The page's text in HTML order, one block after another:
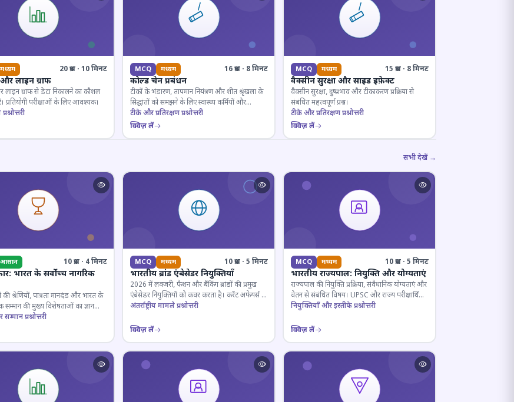
मध्यम 20 प्रश्न · 10 मिनट
लाइन ग्राफ
लाइन ग्राफ से डेटा निकालने का कौशल
प्रतियोगी परीक्षाओं के लिए आवश्यक।
MCQ मध्यम 16 प्रश्न · 8 मिनट
कोल्ड चेन प्रबंधन
टीकों के भंडारण, तापमान नियंत्रण और शीत श्रृंखला के
सिद्धांतों को समझने के लिए स्वास्थ्य कर्मियों और
परीक्षार्थियों के लिए महत्वपूर्ण।
टीके और प्रतिरक्षण प्रश्नोत्तरी
क्विज़ लें
MCQ मध्यम 15 प्रश्न · 8 मिनट
वैक्सीन सुरक्षा और साइड इफ़ेक्ट
वैक्सीन सुरक्षा, दुष्प्रभाव और टीकाकरण प्रक्रिया से
संबंधित महत्वपूर्ण प्रश्न।
टीके और प्रतिरक्षण प्रश्नोत्तरी
क्विज़ लें
सभी देखें →
आसान 10 प्रश्न · 4 मिनट
भारत के सर्वोच्च नागरिक
की श्रेणियों, पात्रता मानदंड और भारत के
सम्मान की मुख्य विशेषताओं का ज्ञान
प्रश्नोत्तरी
MCQ मध्यम 10 प्रश्न · 5 मिनट
भारतीय ब्रांड एंबेसेडर नियुक्तियाँ
2026 में लक्जरी, फैशन और बैंकिंग ब्रांडों की प्रमुख
एंबेसेडर नियुक्तियों को कवर करता है। करेंट अफेयर्स के
लिए जरूरी।
अंतर्राष्ट्रीय मामले प्रश्नोत्तरी
क्विज़ लें
MCQ मध्यम 10 प्रश्न · 5 मिनट
भारतीय राज्यपाल: नियुक्ति और योग्यताएं
राज्यपाल की नियुक्ति प्रक्रिया, संवैधानिक योग्यताएं और
वेतन से संबंधित विषय। UPSC और राज्य परीक्षार्थियों
के लिए महत्वपूर्ण।
नियुक्तियाँ और इस्तीफे प्रश्नोत्तरी
क्विज़ लें